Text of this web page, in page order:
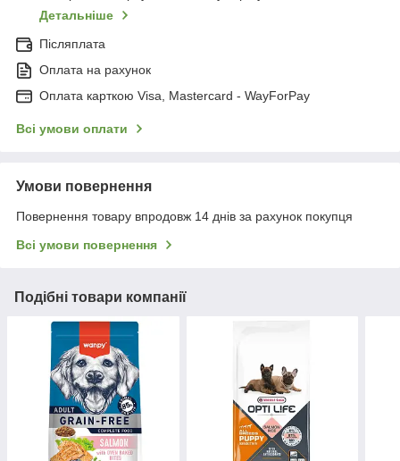
Детальніше
Післяплата
Оплата на рахунок
Оплата карткою Visa, Mastercard - WayForPay
Всі умови оплати
Умови повернення
Повернення товару впродовж 14 днів за рахунок покупця
Всі умови повернення
Подібні товари компанії